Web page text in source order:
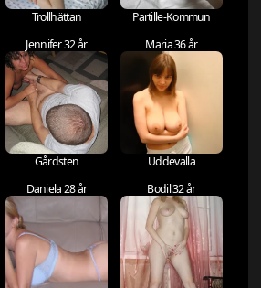
Trollhättan
Partille-Kommun
Jennifer 32 år
Gårdsten
Maria 36 år
Uddevalla
Daniela 28 år Bodil 32 år